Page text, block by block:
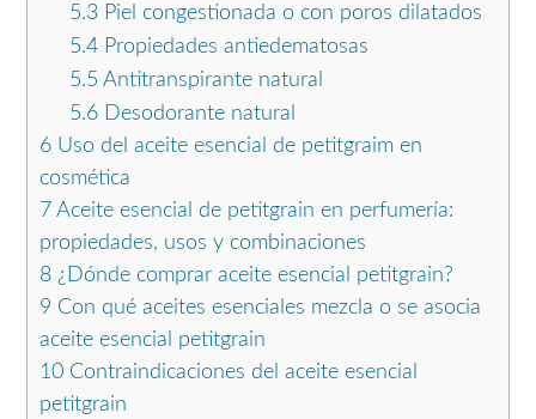
5.3Piel congestionada o con poros dilatados
5.4Propiedades antiedematosas
5.5 Antitranspirante natural
5.6Desodorante natural
6 Uso del aceite esencial de petitgraim en
cosmética
7 Aceite esencial de petitgrain en perfumería:
propiedades, usos y combinaciones
8 ¿Dónde comprar aceite esencial petitgrain?
9 Con qué aceites esenciales mezcla o se asocia
aceite esencial petitgrain
10 Contraindicaciones del aceite esencial
petitgrain